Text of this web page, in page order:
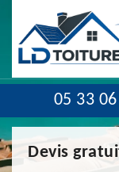
05 33
Devis